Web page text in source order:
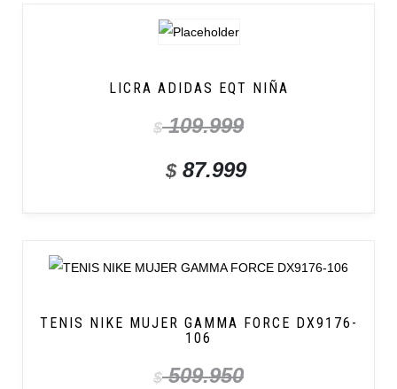
LICRA ADIDAS EQT NIÑA
$109.999
$87.999
TENIS NIKE MUJER GAMMA FORCE DX9176-
106
$509.950